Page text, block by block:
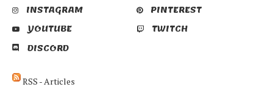
INSTAGRAM
PINTEREST
YOUTUBE
TWITCH
DISCORD
RSS - Articles